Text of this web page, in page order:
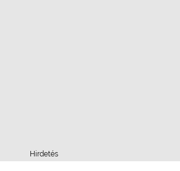
Hirdetés